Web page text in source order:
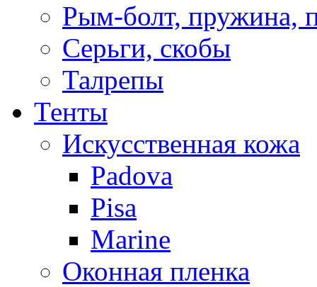
Рым-болт, пружина,
Серьги, скобы
Талрепы
Тенты
Искусственная кожа
Padova
Pisa
Marine
Оконная пленка